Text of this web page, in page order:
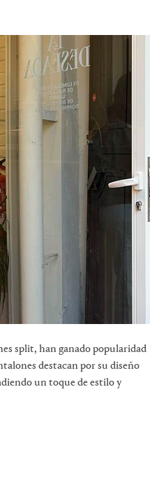
split, han ganado popularidad
destacan por su diseño
un toque de estilo y